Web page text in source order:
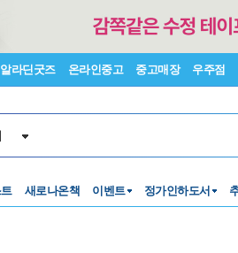
알라딘굿즈 온라인중고 중고매장 우주점
새로나온책 이벤트 정가인하도서